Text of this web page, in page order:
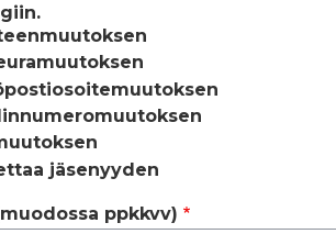
jäsenyyden
ppkkvv)